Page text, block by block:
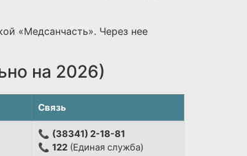
«Медсанчасть». Через нее
на 2026)
Связь
📞 (38341) 2-18-81
📞 122 (Единая служба)